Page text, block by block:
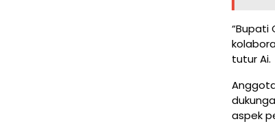
“Bupati
tutur Ai.
aspek